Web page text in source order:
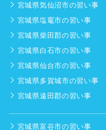
宮城県気仙沼市の習い事
宮城県塩竈市の習い事
宮城県柴田郡の習い事
宮城県白石市の習い事
宮城県仙台市の習い事
宮城県多賀城市の習い事
宮城県遠田郡の習い事
宮城県富谷市の習い事